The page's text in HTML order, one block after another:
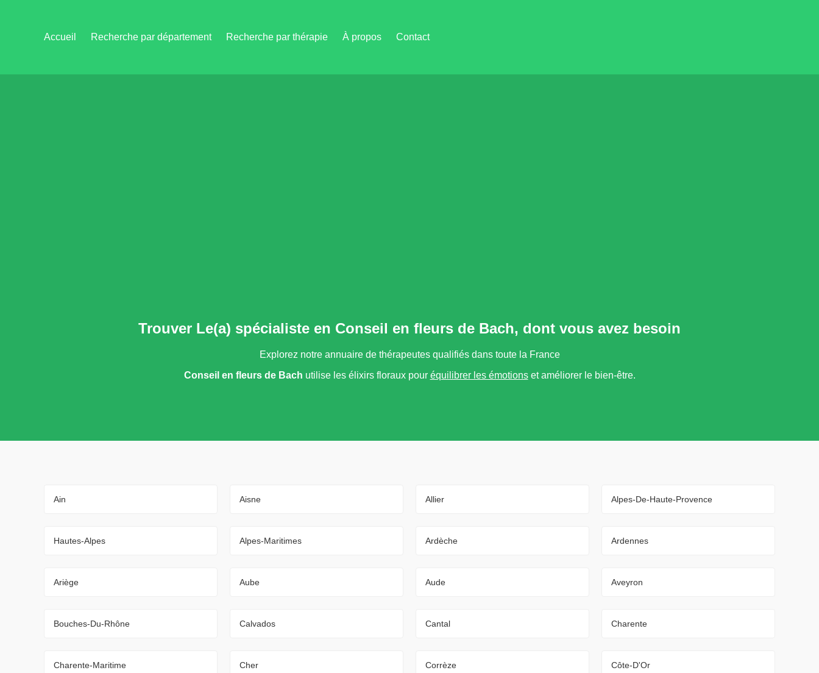
Accueil Recherche par département Recherche par thérapie À propos Contact
Trouver Le(a) spécialiste en Conseil en fleurs de Bach, dont vous avez besoin
Explorez notre annuaire de thérapeutes qualifiés dans toute la France
Conseil en fleurs de Bach utilise les élixirs floraux pour équilibrer les émotionset améliorer le bien-être.
Ain Aisne Allier Alpes-De-Haute-Provence
Hautes-Alpes Alpes-Maritimes Ardèche Ardennes
Ariège Aube Aude Aveyron
Bouches-Du-Rhône Calvados Cantal Charente
Charente-Maritime Cher Corrèze Côte-D'Or